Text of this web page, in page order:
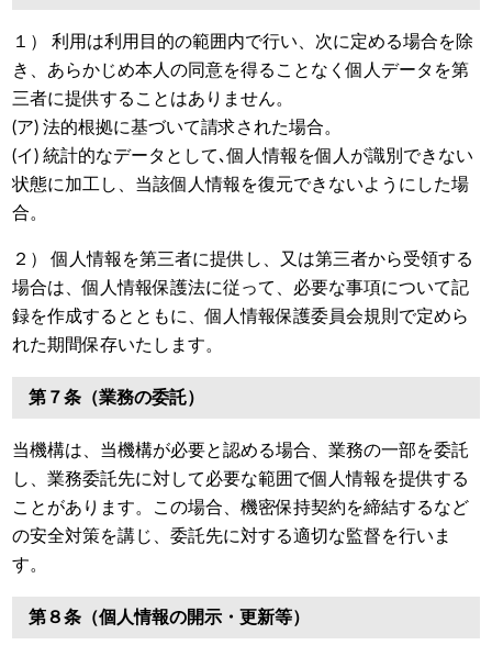
１） 利用は利用目的の範囲内で行い、次に定める場合を除
き、あらかじめ本人の同意を得ることなく個人データを第
三者に提供することはありません。
(ア) 法的根拠に基づいて請求された場合。
(イ) 統計的なデータとして､個人情報を個人が識別できない
状態に加工し、当該個人情報を復元できないようにした場
合。
２） 個人情報を第三者に提供し、又は第三者から受領する
場合は、個人情報保護法に従って、必要な事項について記
録を作成するとともに、個人情報保護委員会規則で定めら
れた期間保存いたします。
第７条（業務の委託）
当機構は、当機構が必要と認める場合、業務の一部を委託
し、業務委託先に対して必要な範囲で個人情報を提供する
ことがあります。この場合、機密保持契約を締結するなど
の安全対策を講じ、委託先に対する適切な監督を行いま
す。
第８条（個人情報の開示・更新等）